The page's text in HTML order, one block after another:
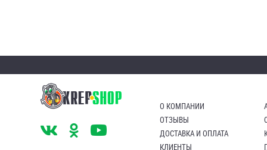
Шайбы
Шпильки
Шплинты
Штифты и пальцы
О КОМПАНИИ
ОТЗЫВЫ
ДОСТАВКА И ОПЛАТА
КЛИЕНТЫ